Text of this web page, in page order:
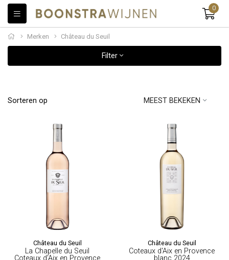
0
Merken Château du Seuil
Filter
Sorteren op MEEST BEKEKEN
Château du Seuil
La Chapelle du Seuil
Coteaux d'Aix en Provence
Château du Seuil
Coteaux d'Aix en Provence
blanc 2024